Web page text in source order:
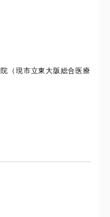
（現市立東大阪総合医療